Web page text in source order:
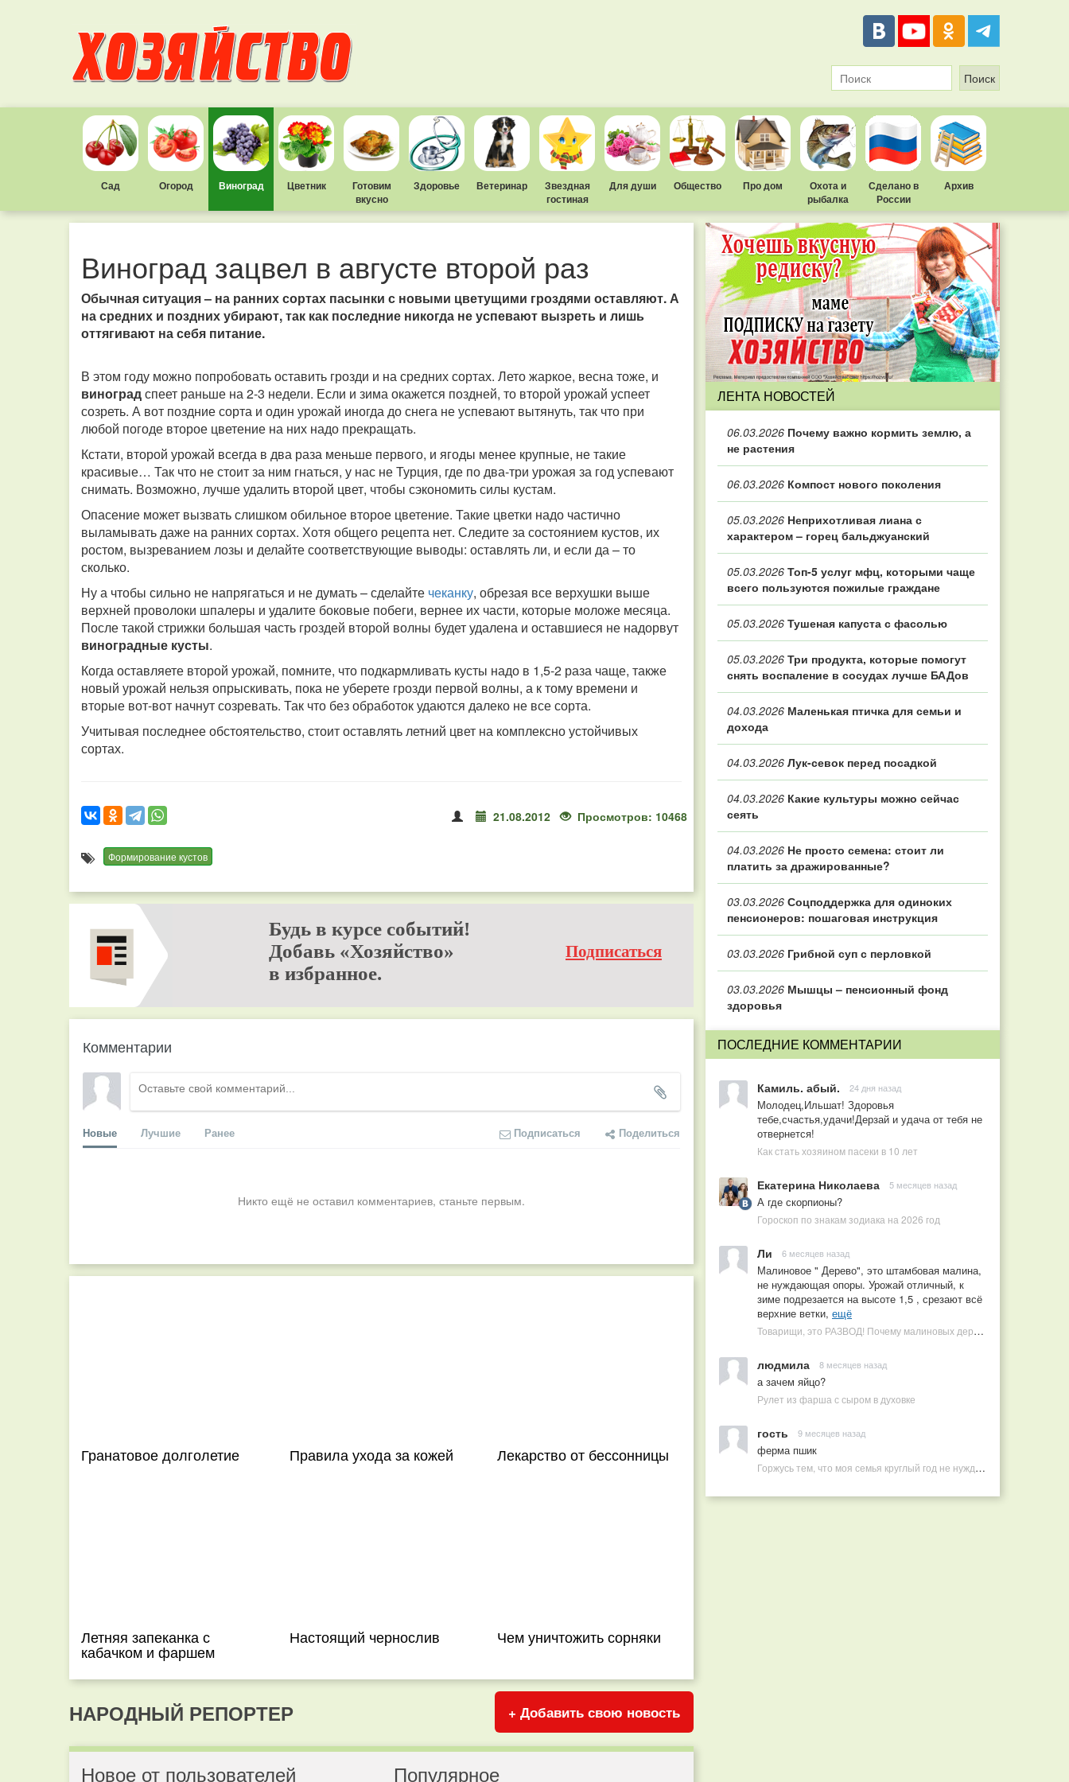
Сад Огород Виноград Цветник
Готовим
вкусно
Здоровье Ветеринар
Звездная
гостиная
Для души Общество Про дом
Охота и
рыбалка
Сделано в
России
Архив
Виноград зацвел в августе второй раз
Обычная ситуация – на ранних сортах пасынки с новыми цветущими гроздями оставляют. А
на средних и поздних убирают, так как последние никогда не успевают вызреть и лишь
оттягивают на себя питание.
В этом году можно попробовать оставить грозди и на средних сортах. Лето жаркое, весна тоже, и
виноградспеет раньше на 2-3 недели. Если и зима окажется поздней, то второй урожай успеет
созреть. А вот поздние сорта и один урожай иногда до снега не успевают вытянуть, так что при
любой погоде второе цветение на них надо прекращать.
Кстати, второй урожай всегда в два раза меньше первого, и ягоды менее крупные, не такие
красивые… Так что не стоит за ним гнаться, у нас не Турция, где по два-три урожая за год успевают
снимать. Возможно, лучше удалить второй цвет, чтобы сэкономить силы кустам.
Опасение может вызвать слишком обильное второе цветение. Такие цветки надо частично
выламывать даже на ранних сортах. Хотя общего рецепта нет. Следите за состоянием кустов, их
ростом, вызреванием лозы и делайте соответствующие выводы: оставлять ли, и если да – то
сколько.
Ну а чтобы сильно не напрягаться и не думать – сделайте чеканку, обрезая все верхушки выше
верхней проволоки шпалеры и удалите боковые побеги, вернее их части, которые моложе месяца.
После такой стрижки большая часть гроздей второй волны будет удалена и оставшиеся не надорвут
виноградные кусты.
Когда оставляете второй урожай, помните, что подкармливать кусты надо в 1,5-2 раза чаще, также
новый урожай нельзя опрыскивать, пока не уберете грозди первой волны, а к тому времени и
вторые вот-вот начнут созревать. Так что без обработок удаются далеко не все сорта.
Учитывая последнее обстоятельство, стоит оставлять летний цвет на комплексно устойчивых
сортах.
21.08.2012 Просмотров: 10468
Формирование кустов
Будь в курсе событий!
Добавь «Хозяйство»
в избранное.
Подписаться
Комментарии
Новые Лучшие Ранее Подписаться Поделиться
Никто ещё не оставил комментариев, станьте первым.
Гранатовое долголетие Правила ухода за кожей Лекарство от бессонницы
Летняя запеканка с
кабачком и фаршем
Настоящий чернослив Чем уничтожить сорняки
НАРОДНЫЙ РЕПОРТЕР + Добавить свою новость
Новое от пользователей Популярное
ЛЕНТА НОВОСТЕЙ
06.03.2026 Почему важно кормить землю, а
не растения
06.03.2026 Компост нового поколения
05.03.2026 Неприхотливая лиана с
характером – горец бальджуанский
05.03.2026 Топ‑5 услуг мфц, которыми чаще
всего пользуются пожилые граждане
05.03.2026 Тушеная капуста с фасолью
05.03.2026 Три продукта, которые помогут
снять воспаление в сосудах лучше БАДов
04.03.2026 Маленькая птичка для семьи и
дохода
04.03.2026 Лук-севок перед посадкой
04.03.2026 Какие культуры можно сейчас
сеять
04.03.2026 Не просто семена: стоит ли
платить за дражированные?
03.03.2026 Соцподдержка для одиноких
пенсионеров: пошаговая инструкция
03.03.2026 Грибной суп с перловкой
03.03.2026 Мышцы – пенсионный фонд
здоровья
ПОСЛЕДНИЕ КОММЕНТАРИИ
Камиль. абый. 24 дня назад
Молодец,Ильшат! Здоровья
тебе,счастья,удачи!Дерзай и удача от тебя не
отвернется!
Как стать хозяином пасеки в 10 лет
Екатерина Николаева 5 месяцев назад
А где скорпионы?
Гороскоп по знакам зодиака на 2026 год
Ли 6 месяцев назад
Малиновое " Дерево", это штамбовая малина,
не нуждающая опоры. Урожай отличный, к
зиме подрезается на высоте 1,5 , срезают всё
верхние ветки, ещё
Товарищи, это РАЗВОД! Почему малиновых деревьев не бывает, или Как ушлые продавцы наживаются на мечтах садоводов
людмила 8 месяцев назад
а зачем яйцо?
Рулет из фарша с сыром в духовке
гость 9 месяцев назад
ферма пшик
Горжусь тем, что моя семья круглый год не нуждается в покупных витаминах